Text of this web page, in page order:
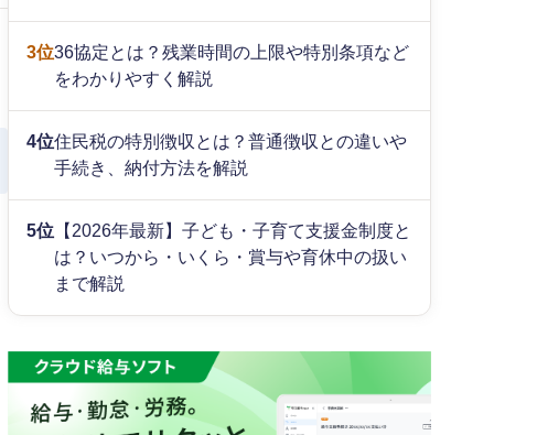
3位36協定とは？残業時間の上限や特別条項など
をわかりやすく解説
4位住民税の特別徴収とは？普通徴収との違いや
手続き、納付方法を解説
5位 【2026年最新】子ども・子育て支援金制度と
は？いつから・いくら・賞与や育休中の扱い
まで解説